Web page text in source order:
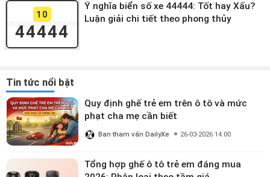
10
44444
Ý nghĩa biển số xe 44444: Tốt hay Xấu?
Luận giải chi tiết theo phong thủy
Tin tức nổi bật
Quy định ghế trẻ em trên ô tô và mức
phạt cha mẹ cần biết
Ban tham vấn DailyXe 26-03-2026 14:00
Tổng hợp ghế ô tô trẻ em đáng mua